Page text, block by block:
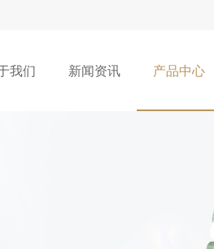
我们 新闻资讯 产品中心